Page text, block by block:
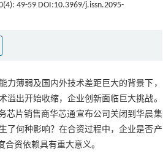
49-59 DOI:10.3969/j.issn.2095-
薄弱及国内外技术差距巨大的背景下，
出开始收缩，企业创新面临巨大挑战。
芯片销售商华芯通宣布公司关闭到华晨集
了何种影响？在合资过程中，企业是否产
资依赖具有重大意义。